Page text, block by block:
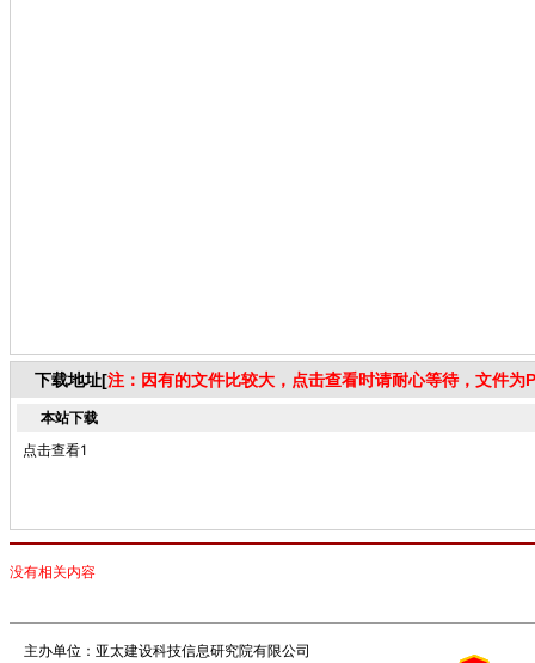
下载地址[注：因有的文件比较大，点击查看时请耐心等待，文件为
本站下载
点击查看1
没有相关内容
主办单位：亚太建设科技信息研究院有限公司